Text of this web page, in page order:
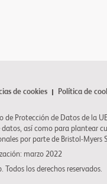
de cookies Política de
de Protección de Datos de la
así como para plantear
por parte de Bristol-Myers
marzo 2022
. Todos los derechos reservados.